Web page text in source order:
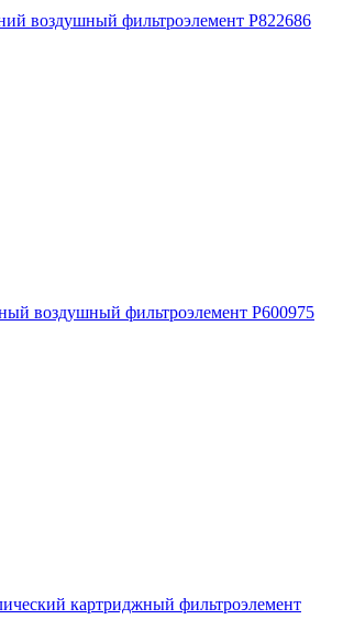
воздушный фильтроэлемент P822686
воздушный фильтроэлемент P600975
картриджный фильтроэлемент